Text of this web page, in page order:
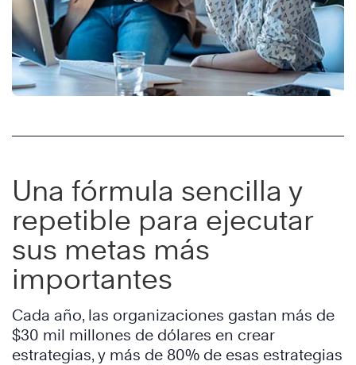
Una fórmula sencilla y
repetible para ejecutar
sus metas más
importantes
Cada año, las organizaciones gastan más de
$30 mil millones de dólares en crear
estrategias, y más de 80% de esas estrategias